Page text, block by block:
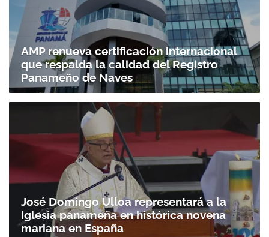
AMP renueva certificación internacional
que respalda la calidad del Registro
Panameño de Naves
José Domingo Ulloa representará a la
Iglesia panameña en histórica novena
mariana en España